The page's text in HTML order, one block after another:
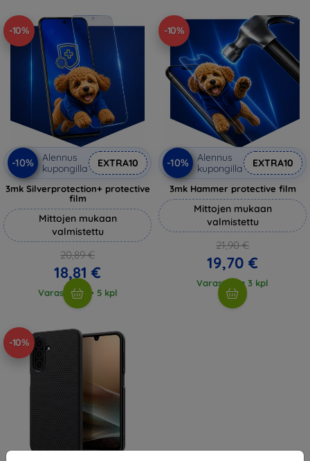
-10%
-10%
Alennus
kupongilla
EXTRA10
3mk Silverprotection+ protective
film
Mittojen mukaan
valmistettu
20,89 €
18,81 €
Varastossa > 5 kpl
-10%
-10%
Alennus
kupongilla
EXTRA10
3mk Hammer protective film
Mittojen mukaan
valmistettu
21,90 €
19,70 €
Varastossa 3 kpl
-10%